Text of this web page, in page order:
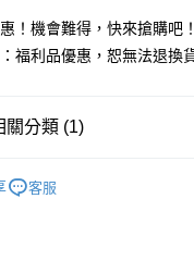
！機會難得，快來搶購吧！
：福利品優惠，恕無法退換
關分類 (1)
客服